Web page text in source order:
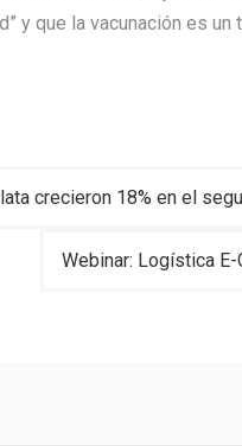
y que la vacunación es un
crecieron 18% en el
Webinar: Logística